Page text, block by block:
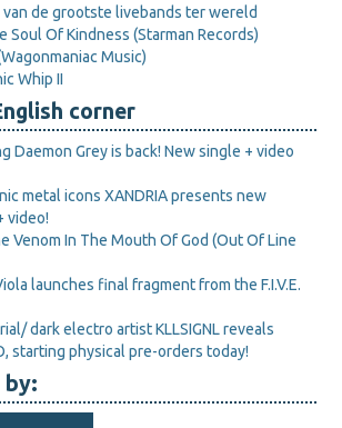
van de grootste livebands ter wereld
Soul Of Kindness (Starman Records)
Music)
Whip II
corner
Daemon Grey is back! New single + video
metal icons XANDRIA presents new
video!
Venom In The Mouth Of God (Out Of Line
launches final fragment from the F.I.V.E.
dark electro artist KLLSIGNL reveals
starting physical pre-orders today!